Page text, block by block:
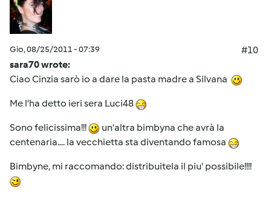
Gio, 08/25/2011 - 07:39
#10
sara70 wrote:
Ciao Cinzia sarò io a dare la pasta madre a Silvana
Me l'ha detto ieri sera Luci48
Sono felicissima!!!
un'altra bimbyna che avrà la
centenaria.... la vecchietta sta diventando famosa
Bimbyne, mi raccomando: distribuitela il piu' possibile!!!!